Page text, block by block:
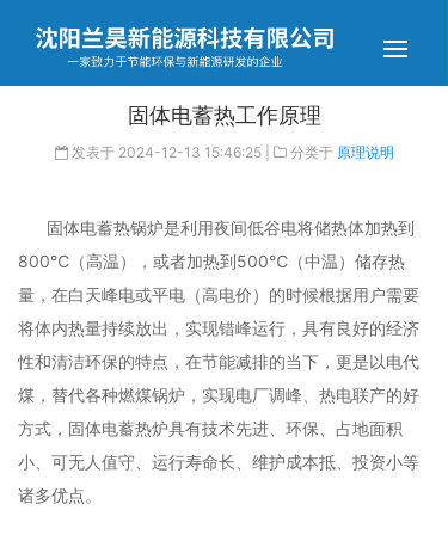
固体电蓄热工作原理
发表于 2024-12-13 15:46:25 分类于 原理说明
固体电蓄热锅炉是利用夜间低谷电将储热体加热到
800℃（高温），或者加热到500℃（中温）储存热
量，在白天峰电或平电（高电价）的时候根据用户需要
将体内热量持续放出，实现错峰运行，具有良好的经济
性和清洁环保的特点，在节能减排的当下，更是以电代
煤，替代各种燃煤锅炉，实现电厂调峰、热电联产的好
方式，固体电蓄热炉具有技术先进、环保、占地面积
小、可无人值守、运行寿命长、维护成本抵、投资小等
诸多优点。